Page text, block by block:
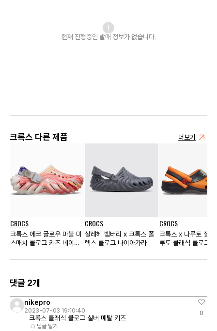
현재 진행중인 발매 정보가 없습니다.
크록스 다른 제품 더보기
CROCS
크록스 에코 글로우 마블 미
스매치 클로그 키즈 베이퍼
CROCS
살레헤 벰버리 x 크록스 폴
렉스 클로그 나이아가라
CROCS
크록스 x 나루토 질풍
루토 클래식 클로그
댓글 2개
nikepro
2023-07-03 19:10:40
크록스 클래식 클로그 실버 메탈 키즈
답글 달기
0